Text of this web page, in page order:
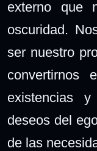
externo que
oscuridad.
ser nuestro
convertirnos
existencias
deseos del
de las